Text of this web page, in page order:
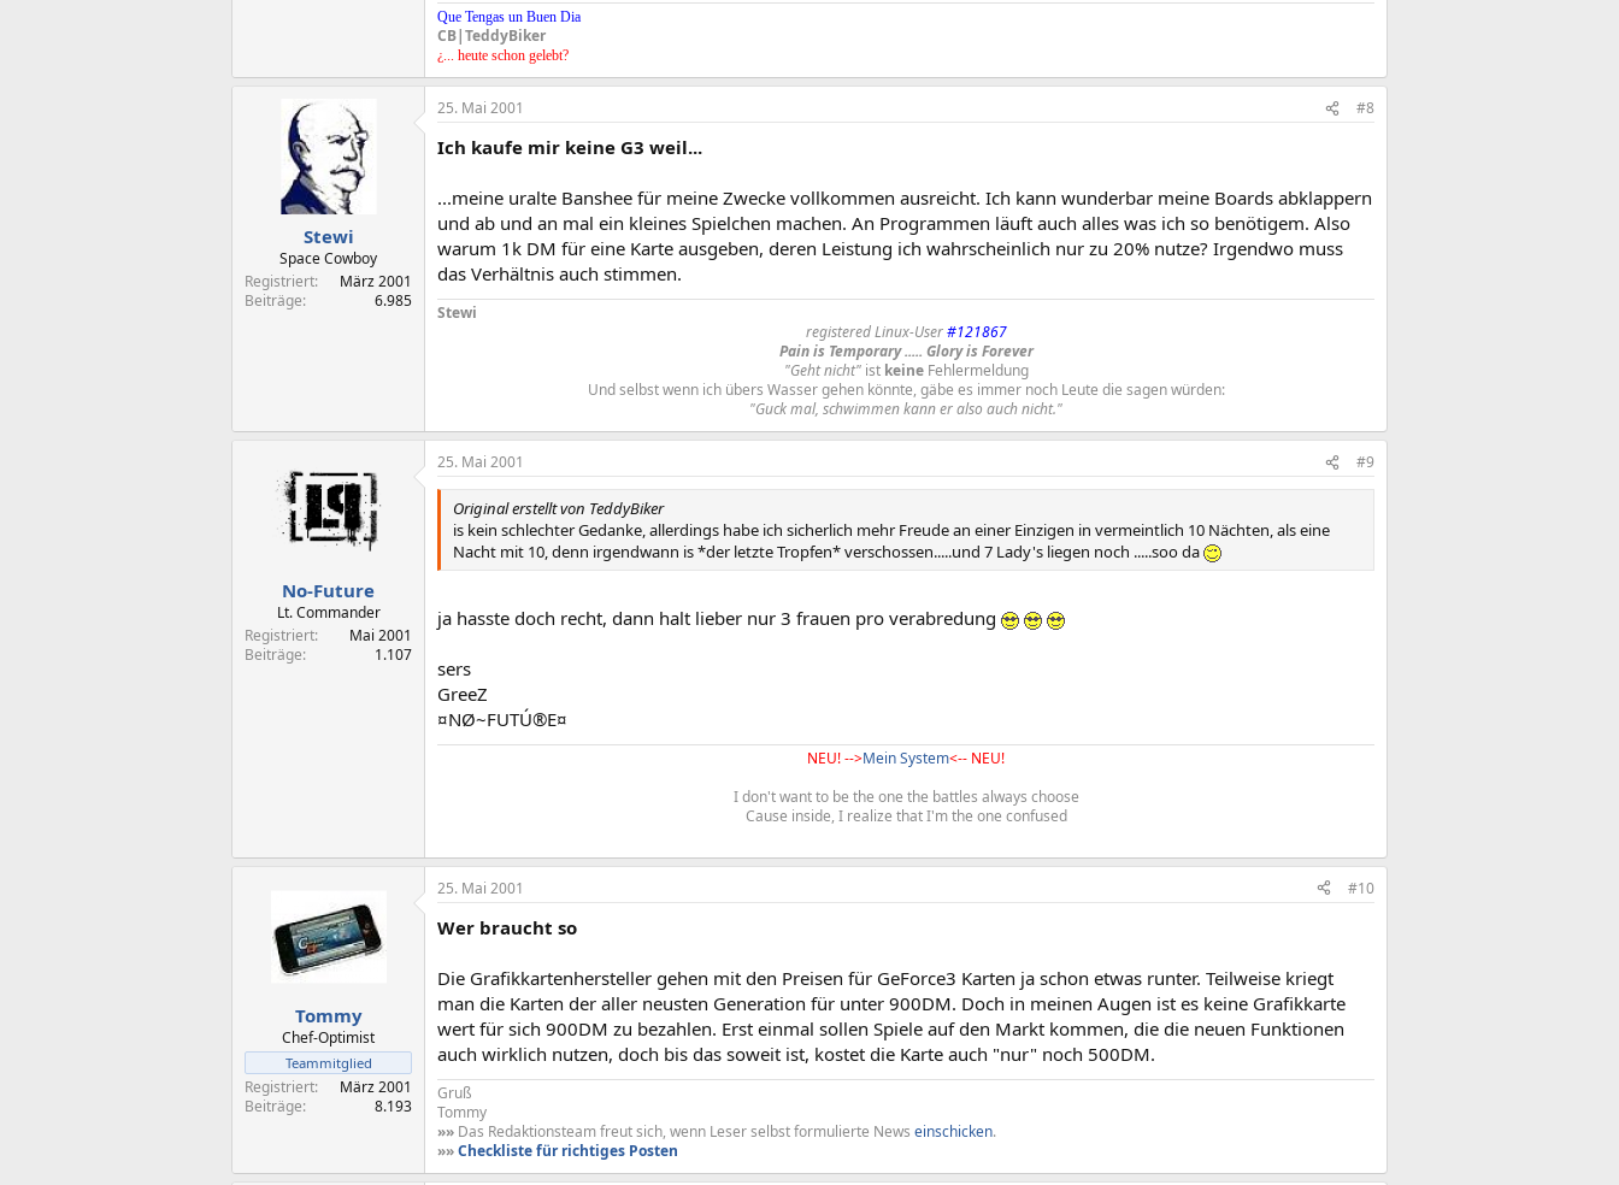
Que Tengas un Buen Dia
CB|TeddyBiker
¿... heute schon gelebt?
Stewi
Space Cowboy
Registriert
März 2001
Beiträge
6.985
25. Mai 2001 #8
Ich kaufe mir keine G3 weil...
...meine uralte Banshee für meine Zwecke vollkommen ausreicht. Ich kann wunderbar meine Boards abklappern
und ab und an mal ein kleines Spielchen machen. An Programmen läuft auch alles was ich so benötigem. Also
warum 1k DM für eine Karte ausgeben, deren Leistung ich wahrscheinlich nur zu 20% nutze? Irgendwo muss
das Verhältnis auch stimmen.
Stewi
registered Linux-User#121867
Pain is Temporary ..... Glory is Forever
"Geht nicht"ist keineFehlermeldung
Und selbst wenn ich übers Wasser gehen könnte, gäbe es immer noch Leute die sagen würden:
"Guck mal, schwimmen kann er also auch nicht."
No-Future
Lt. Commander
Registriert
Mai 2001
Beiträge
1.107
25. Mai 2001 #9
Original erstellt von TeddyBiker
is kein schlechter Gedanke, allerdings habe ich sicherlich mehr Freude an einer Einzigen in vermeintlich 10 Nächten, als eine
Nacht mit 10, denn irgendwann is *der letzte Tropfen* verschossen.....und 7 Lady's liegen noch .....soo da
ja hasste doch recht, dann halt lieber nur 3 frauen pro verabredung
sers
GreeZ
¤NØ~FUTÚ®E¤
NEU! -->Mein System<-- NEU!
I don't want to be the one the battles always choose
Cause inside, I realize that I'm the one confused
Tommy
Chef-Optimist
Teammitglied
Registriert
März 2001
Beiträge
8.193
25. Mai 2001 #10
Wer braucht so
Die Grafikkartenhersteller gehen mit den Preisen für GeForce3 Karten ja schon etwas runter. Teilweise kriegt
man die Karten der aller neusten Generation für unter 900DM. Doch in meinen Augen ist es keine Grafikkarte
wert für sich 900DM zu bezahlen. Erst einmal sollen Spiele auf den Markt kommen, die die neuen Funktionen
auch wirklich nutzen, doch bis das soweit ist, kostet die Karte auch "nur" noch 500DM.
Gruß
Tommy
»» Das Redaktionsteam freut sich, wenn Leser selbst formulierte News einschicken.
»»Checkliste für richtiges Posten